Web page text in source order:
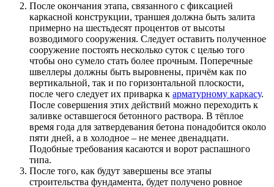
После окончания этапа, связанного с фиксацией
каркасной конструкции, траншея должна быть залита
примерно на шестьдесят процентов от высоты
возводимого сооружения. Следует оставить полученное
сооружение постоять несколько суток с целью того
чтобы оно сумело стать более прочным. Поперечные
швеллеры должны быть выровнены, причём как по
вертикальной, так и по горизонтальной плоскости,
после чего следует их приварка к арматурному каркасу.
После совершения этих действий можно переходить к
заливке оставшегося бетонного раствора. В тёплое
время года для затвердевания бетона понадобится около
пяти дней, а в холодное – не менее двенадцати.
Подобные требования касаются и ворот распашного
типа.
После того, как будут завершены все этапы
строительства фундамента, будет получено ровное